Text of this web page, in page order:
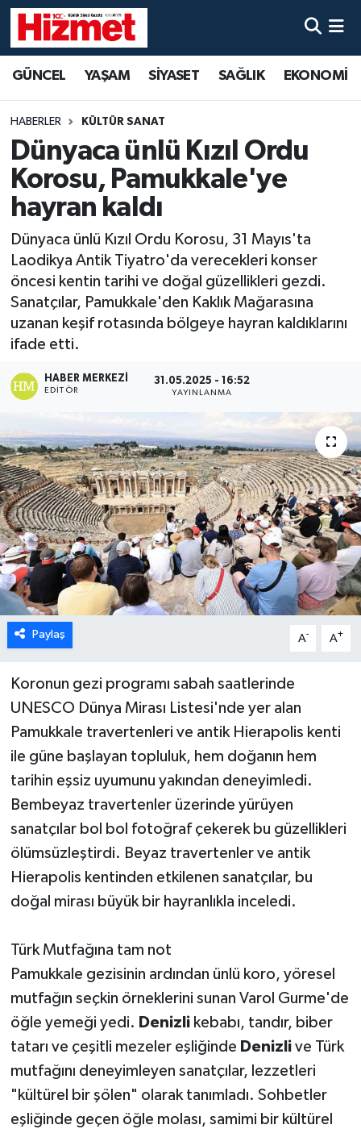
GÜNCEL YAŞAM SİYASET SAĞLIK EKONOMİ
HABERLER KÜLTÜR SANAT
Dünyaca ünlü Kızıl Ordu
Korosu, Pamukkale'ye
hayran kaldı
Dünyaca ünlü Kızıl Ordu Korosu, 31 Mayıs'ta
Laodikya Antik Tiyatro'da verecekleri konser
öncesi kentin tarihi ve doğal güzellikleri gezdi.
Sanatçılar, Pamukkale'den Kaklık Mağarasına
uzanan keşif rotasında bölgeye hayran kaldıklarını
ifade etti.
HABER MERKEZI
EDITÖR
31.05.2025 - 16:52
YAYINLANMA
Paylaş A- A+
Koronun gezi programı sabah saatlerinde
UNESCO Dünya Mirası Listesi'nde yer alan
Pamukkale travertenleri ve antik Hierapolis kenti
ile güne başlayan topluluk, hem doğanın hem
tarihin eşsiz uyumunu yakından deneyimledi.
Bembeyaz travertenler üzerinde yürüyen
sanatçılar bol bol fotoğraf çekerek bu güzellikleri
ölümsüzleştirdi. Beyaz travertenler ve antik
Hierapolis kentinden etkilenen sanatçılar, bu
doğal mirası büyük bir hayranlıkla inceledi.
Türk Mutfağına tam not
Pamukkale gezisinin ardından ünlü koro, yöresel
mutfağın seçkin örneklerini sunan Varol Gurme'de
öğle yemeği yedi. Denizlikebabı, tandır, biber
tatarı ve çeşitli mezeler eşliğinde Denizlive Türk
mutfağını deneyimleyen sanatçılar, lezzetleri
"kültürel bir şölen" olarak tanımladı. Sohbetler
eşliğinde geçen öğle molası, samimi bir kültürel
YAŞAM
SİYASET
SAĞLIK
EKONOMİ
KÜLTÜR SANAT
SPOR
MAGAZİN
ÖZEL HABER
DTO
RESMİ REKLAM
Denizli Hava Durumu
Denizli Trafik Yoğunluk Haritası
Süper Lig Puan Durumu ve Fikstür
Tüm Manşetler
Son Dakika Haberleri
Haber Arşivi